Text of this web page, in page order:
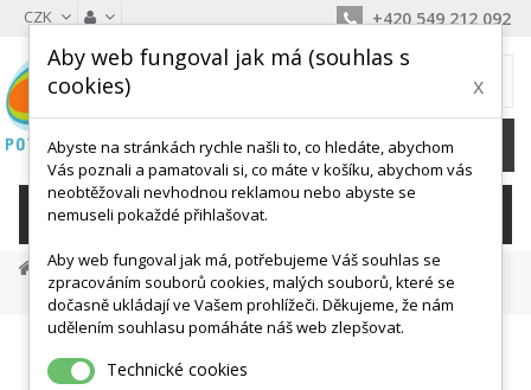
CZK +420 549 212 092
0 Kč
KATEGORIE
Míče, Válce, Hopsadla
Dětské Míče
Míč Nafouknutý Dinosaurus Vinyl
Aby web fungoval jak má (souhlas s
cookies)
x
Abyste na stránkách rychle našli to, co hledáte, abychom
Vás poznali a pamatovali si, co máte v košíku, abychom vás
neobtěžovali nevhodnou reklamou nebo abyste se
nemuseli pokaždé přihlašovat.
Aby web fungoval jak má, potřebujeme Váš souhlas se
zpracováním souborů cookies, malých souborů, které se
dočasně ukládají ve Vašem prohlížeči. Děkujeme, že nám
udělením souhlasu pomáháte náš web zlepšovat.
Technické cookies